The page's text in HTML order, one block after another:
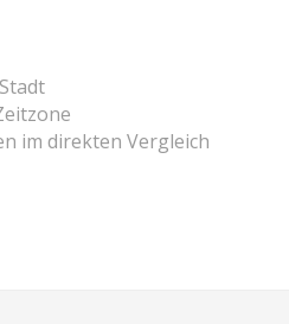
im direkten Vergleich